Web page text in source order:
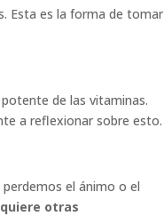
Esta es la forma de tomar
de las vitaminas.
a reflexionar sobre esto.
el ánimo o el
otras